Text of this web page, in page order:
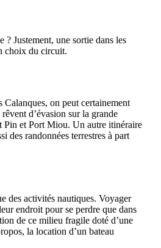
Justement, une sortie dans les
choix du circuit.
Calanques, on peut certainement
d’évasion sur la grande
Pin et Port Miou. Un autre itinéraire
des randonnées terrestres à part
des activités nautiques. Voyager
endroit pour se perdre que dans
de ce milieu fragile doté d’une
la location d’un bateau